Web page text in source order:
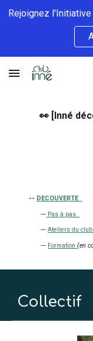
Skip to main content
Rejoignez
👀 [Inné
-- DECOUVERTE
--- Pas à pas
---Ateliers du
--- Formation(en
Collectif